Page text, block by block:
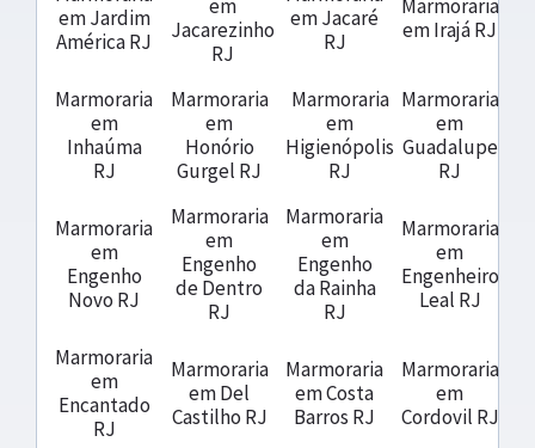
em Jardim
América RJ
em
Jacarezinho
RJ
em Jacaré
RJ
Marmoraria
em Irajá RJ
Marmoraria
em
Inhaúma
RJ
Marmoraria
em
Honório
Gurgel RJ
Marmoraria
em
Higienópolis
RJ
Marmoraria
em
Guadalupe
RJ
Marmoraria
em
Engenho
Novo RJ
Marmoraria
em
Engenho
de Dentro
RJ
Marmoraria
em
Engenho
da Rainha
RJ
Marmoraria
em
Engenheiro
Leal RJ
Marmoraria
em
Encantado
RJ
Marmoraria
em Del
Castilho RJ
Marmoraria
em Costa
Barros RJ
Marmoraria
em
Cordovil RJ